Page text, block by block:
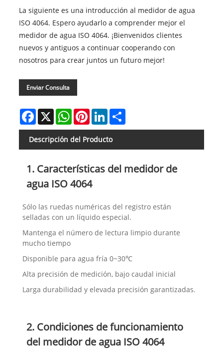
La siguiente es una introducción al medidor de agua
ISO 4064. Espero ayudarlo a comprender mejor el
medidor de agua ISO 4064. ¡Bienvenidos clientes
nuevos y antiguos a continuar cooperando con
nosotros para crear juntos un futuro mejor!
Enviar Consulta
Facebook
X WhatsAppPinterestLinkedInShare
Descripción del Producto
1. Características del medidor de
agua ISO 4064
Sólo las ruedas numéricas del registro están
selladas con un líquido especial.
Mantenga el número de lectura limpio durante
mucho tiempo
Disponible para agua fría 0~30℃
Alta precisión de medición, bajo caudal inicial
Larga durabilidad y elevada precisión garantizadas.
2. Condiciones de funcionamiento
del medidor de agua ISO 4064